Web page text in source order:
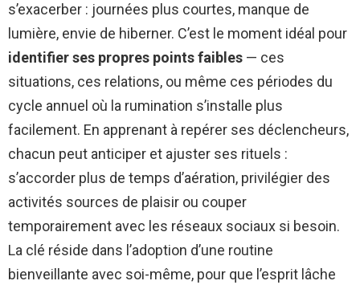
s’exacerber : journées plus courtes, manque de
lumière, envie de hiberner. C’est le moment idéal pour
identifier ses propres points faibles — ces
situations, ces relations, ou même ces périodes du
cycle annuel où la rumination s’installe plus
facilement. En apprenant à repérer ses déclencheurs,
chacun peut anticiper et ajuster ses rituels :
s’accorder plus de temps d’aération, privilégier des
activités sources de plaisir ou couper
temporairement avec les réseaux sociaux si besoin.
La clé réside dans l’adoption d’une routine
bienveillante avec soi-même, pour que l’esprit lâche